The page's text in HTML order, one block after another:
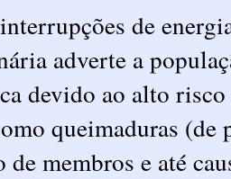
de
adverte a
devido ao alto
queimaduras
de membros e até